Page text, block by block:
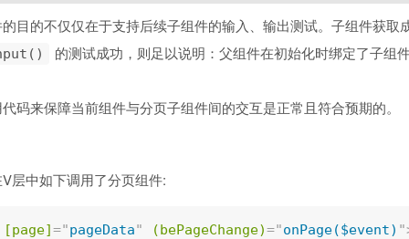
目的不仅仅在于支持后续子组件的输入、输出测试。子组件获
的测试成功，则足以说明：父组件在初始化时绑定了子组
码来保障当前组件与分页子组件间的交互是正常且符合预期的。
层中如下调用了分页组件:
[page]="pageData" (bePageChange)="onPage($event) "